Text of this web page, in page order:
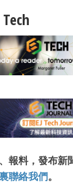
報料，發布新
聯絡我們。